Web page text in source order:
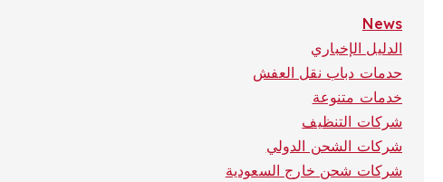
News
الدليل الإخباري
حدمات دباب نقل العفش
خدمات متنوعة
شركات التنظيف
شركات الشحن الدولي
شركات شحن خارج السعودية